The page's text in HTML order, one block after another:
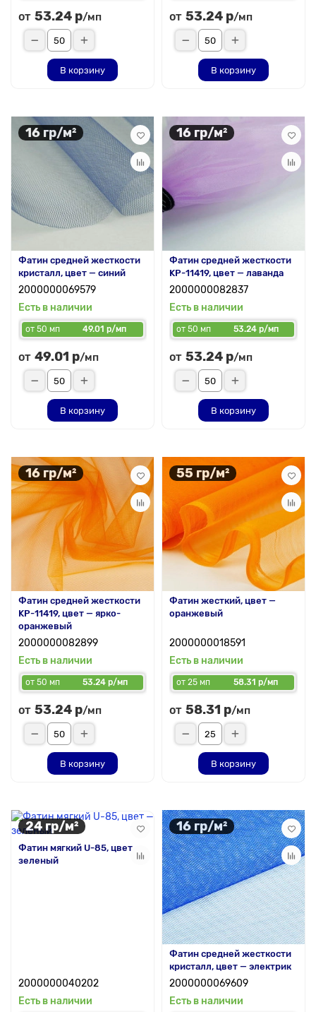
от 53.24 р/мп
В корзину
от 53.24 р/мп
В корзину
16 гр/м²
Фатин средней жесткости
кристалл, цвет — синий
2000000069579
Есть в наличии
от 50 мп 49.01 р/мп
от 49.01 р/мп
В корзину
16 гр/м²
Фатин средней жесткости
KP-11419, цвет — лаванда
2000000082837
Есть в наличии
от 50 мп 53.24 р/мп
от 53.24 р/мп
В корзину
16 гр/м²
Фатин средней жесткости
KP-11419, цвет — ярко-
оранжевый
2000000082899
Есть в наличии
от 50 мп 53.24 р/мп
от 53.24 р/мп
В корзину
55 гр/м²
Фатин жесткий, цвет —
оранжевый
2000000018591
Есть в наличии
от 25 мп 58.31 р/мп
от 58.31 р/мп
В корзину
24 гр/м²
Фатин мягкий U-85, цвет —
зеленый
2000000040202
Есть в наличии
16 гр/м²
Фатин средней жесткости
кристалл, цвет — электрик
2000000069609
Есть в наличии